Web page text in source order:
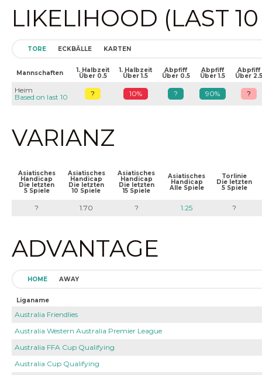
LIKELIHOOD (LAST
TORE ECKBÄLLE KARTEN
Mannschaften 1. Halbzeit
Über 0.5
1. Halbzeit
Über 1.5
Abpfiff
Über 0.5
Abpfiff
Über 1.5
Abpfiff
Über 2.5
Heim
Based on last 10
? 10% ? 90% ?
VARIANZ
Asiatisches
Handicap
Die letzten
5 Spiele
Asiatisches
Handicap
Die letzten
10 Spiele
Asiatisches
Handicap
Die letzten
15 Spiele
Asiatisches
Handicap
Alle Spiele
Torlinie
Die letzten
5 Spiele
? 1.70 ? 1.25 ?
ADVANTAGE
HOME AWAY
Liganame
Australia Friendlies
Australia Western Australia Premier League
Australia FFA Cup Qualifying
Australia Cup Qualifying